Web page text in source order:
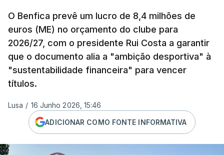
O Benfica prevê um lucro de 8,4 milhões de
euros (ME) no orçamento do clube para
2026/27, com o presidente Rui Costa a garantir
que o documento alia a "ambição desportiva" à
"sustentabilidade financeira" para vencer
títulos.
Lusa / 16 Junho 2026, 15:46
ADICIONAR COMO FONTE INFORMATIVA